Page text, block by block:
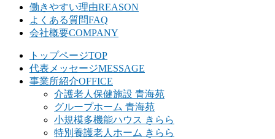
働きやすい理由REASON
よくある質問FAQ
会社概要COMPANY
トップページTOP
代表メッセージMESSAGE
事業所紹介OFFICE
介護老人保健施設 青海苑
グループホーム 青海苑
小規模多機能ハウス きらら
特別養護老人ホーム きらら